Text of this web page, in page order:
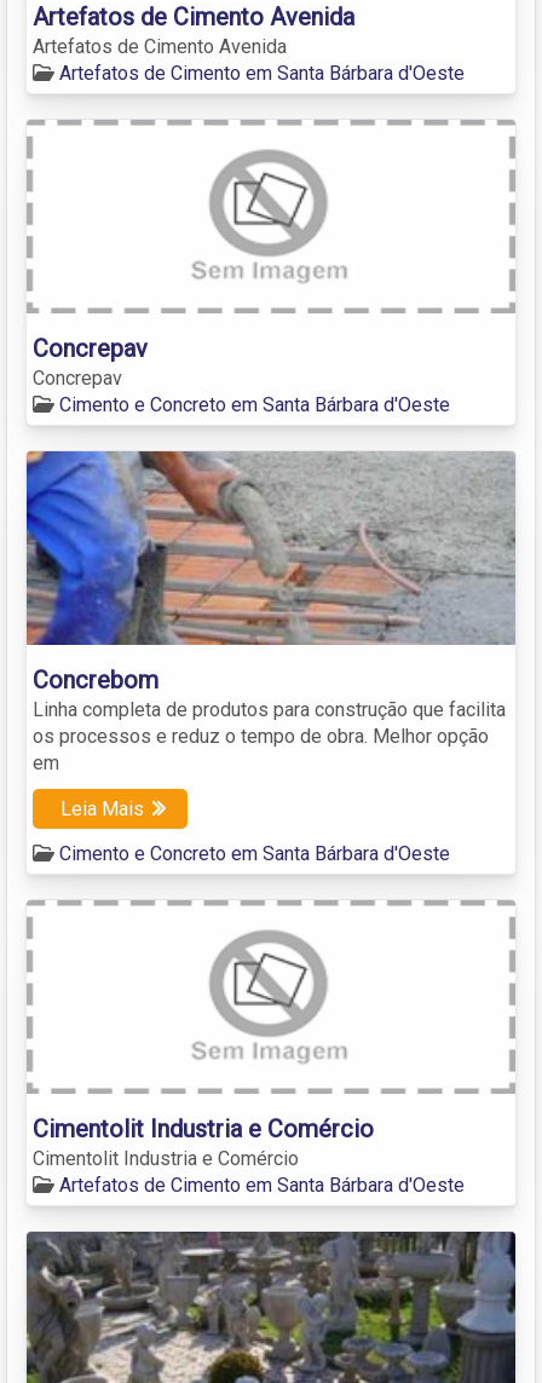
Artefatos de Cimento Avenida
Artefatos de Cimento Avenida
Artefatos de Cimento em Santa Bárbara d'Oeste
Concrepav
Concrepav
Cimento e Concreto em Santa Bárbara d'Oeste
Concrebom
Linha completa de produtos para construção que facilita
os processos e reduz o tempo de obra. Melhor opção
em
Leia Mais
Cimento e Concreto em Santa Bárbara d'Oeste
Cimentolit Industria e Comércio
Cimentolit Industria e Comércio
Artefatos de Cimento em Santa Bárbara d'Oeste